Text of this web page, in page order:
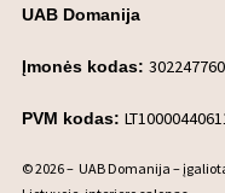
UAB Domanija
Įmonės kodas:302247760
PVM kodas:
© 2026 – UAB Domanija –